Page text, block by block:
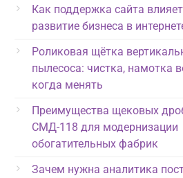
Как поддержка сайта
развитие бизнеса в
Роликовая щётка
пылесоса: чистка, намотка
когда менять
Преимущества щековых
СМД-118 для модернизации
обогатительных фабрик
Зачем нужна аналитика